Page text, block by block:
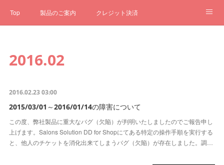
Top 製品のご案内 クレジット決済
クローゼット
2016.02
2016.02.23 03:00
2015/03/01～2016/01/14の障害について
この度、弊社製品に重大なバグ（欠陥）が判明いたしましたのでご報告申し
上げます。Salons Solution DD for Shopにてある特定の操作手順を実行する
と、他人のチケットを消化出来てしまうバグ（欠陥）が存在しました。調…